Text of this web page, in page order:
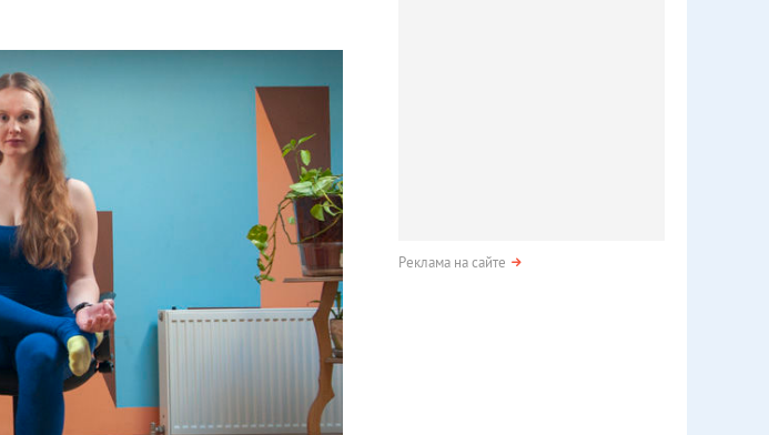
Реклама на сайте